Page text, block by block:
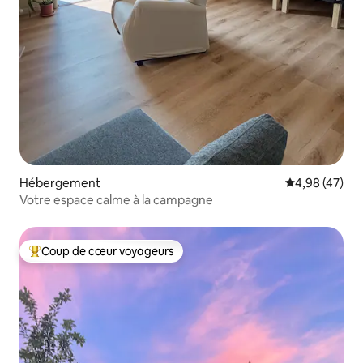
Hébergement Évaluation
4,98 (47)
Votre espace calme à la campagne
Coups de cœur voyageurs les plus appréciés
Coup de cœur voyageurs